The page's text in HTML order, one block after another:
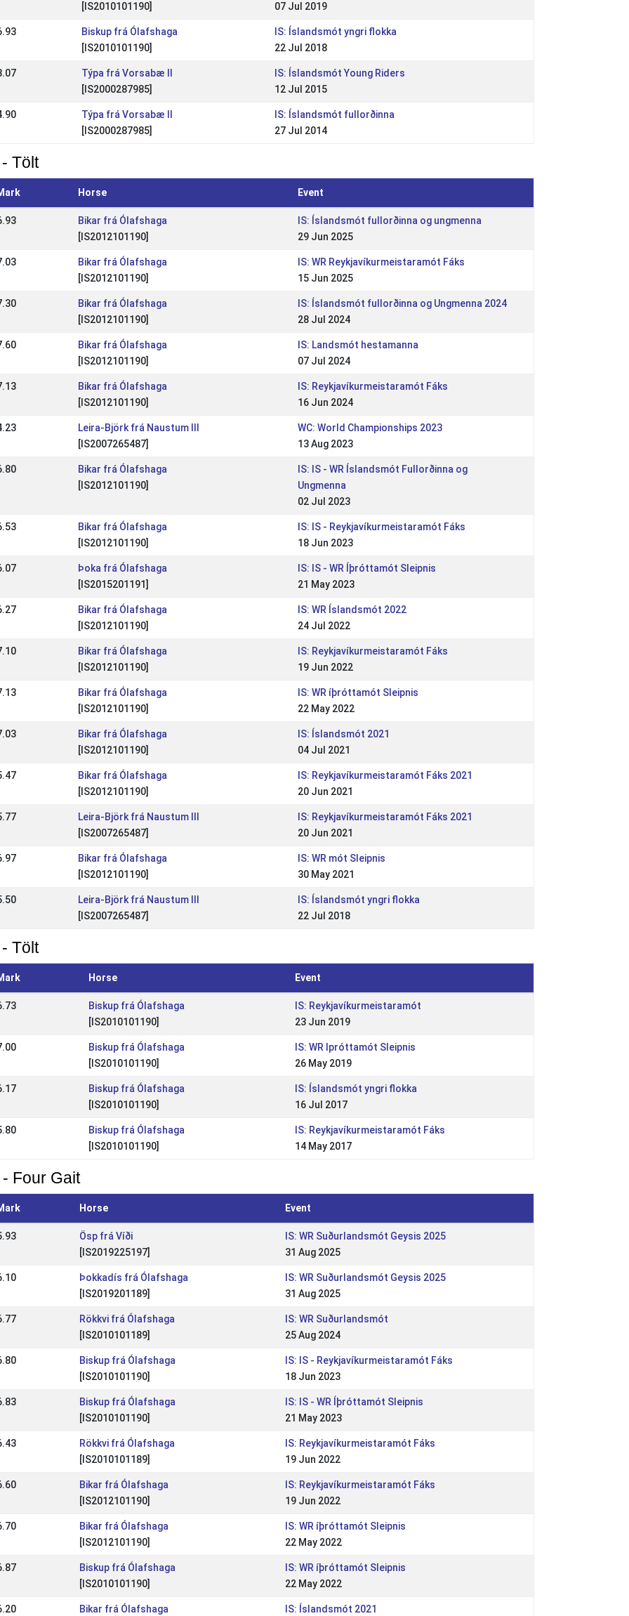
[IS2010101190]
07 Jul 2019
Biskup frá Ólafshaga
[IS2010101190]
IS: Íslandsmót yngri flokka
22 Jul 2018
Týpa frá Vorsabæ II
[IS2000287985]
IS: Íslandsmót Young Riders
12 Jul 2015
Týpa frá Vorsabæ II
[IS2000287985]
IS: Íslandsmót fullorðinna
27 Jul 2014
Tölt
Horse Event
Bikar frá Ólafshaga
[IS2012101190]
IS: Íslandsmót fullorðinna og ungmenna
29 Jun 2025
Bikar frá Ólafshaga
[IS2012101190]
IS: WR Reykjavíkurmeistaramót Fáks
15 Jun 2025
Bikar frá Ólafshaga
[IS2012101190]
IS: Íslandsmót fullorðinna og Ungmenna 2024
28 Jul 2024
Bikar frá Ólafshaga
[IS2012101190]
IS: Landsmót hestamanna
07 Jul 2024
Bikar frá Ólafshaga
[IS2012101190]
IS: Reykjavíkurmeistaramót Fáks
16 Jun 2024
Leira-Björk frá Naustum III
[IS2007265487]
WC: World Championships 2023
13 Aug 2023
Bikar frá Ólafshaga
[IS2012101190]
IS: IS - WR Íslandsmót Fullorðinna og
Ungmenna
02 Jul 2023
Bikar frá Ólafshaga
[IS2012101190]
IS: IS - Reykjavíkurmeistaramót Fáks
18 Jun 2023
Þoka frá Ólafshaga
[IS2015201191]
IS: IS - WR Íþróttamót Sleipnis
21 May 2023
Bikar frá Ólafshaga
[IS2012101190]
IS: WR Íslandsmót 2022
24 Jul 2022
Bikar frá Ólafshaga
[IS2012101190]
IS: Reykjavíkurmeistaramót Fáks
19 Jun 2022
Bikar frá Ólafshaga
[IS2012101190]
IS: WR íþróttamót Sleipnis
22 May 2022
Bikar frá Ólafshaga
[IS2012101190]
IS: Íslandsmót 2021
04 Jul 2021
Bikar frá Ólafshaga
[IS2012101190]
IS: Reykjavíkurmeistaramót Fáks 2021
20 Jun 2021
Leira-Björk frá Naustum III
[IS2007265487]
IS: Reykjavíkurmeistaramót Fáks 2021
20 Jun 2021
Bikar frá Ólafshaga
[IS2012101190]
IS: WR mót Sleipnis
30 May 2021
Leira-Björk frá Naustum III
[IS2007265487]
IS: Íslandsmót yngri flokka
22 Jul 2018
Tölt
Horse Event
Biskup frá Ólafshaga
[IS2010101190]
IS: Reykjavíkurmeistaramót
23 Jun 2019
Biskup frá Ólafshaga
[IS2010101190]
IS: WR lpróttamót Sleipnis
26 May 2019
Biskup frá Ólafshaga
[IS2010101190]
IS: Íslandsmót yngri flokka
16 Jul 2017
Biskup frá Ólafshaga
[IS2010101190]
IS: Reykjavíkurmeistaramót Fáks
14 May 2017
Four Gait
Horse Event
Ösp frá Víði
[IS2019225197]
IS: WR Suðurlandsmót Geysis 2025
31 Aug 2025
Þokkadís frá Ólafshaga
[IS2019201189]
IS: WR Suðurlandsmót Geysis 2025
31 Aug 2025
Rökkvi frá Ólafshaga
[IS2010101189]
IS: WR Suðurlandsmót
25 Aug 2024
Biskup frá Ólafshaga
[IS2010101190]
IS: IS - Reykjavíkurmeistaramót Fáks
18 Jun 2023
Biskup frá Ólafshaga
[IS2010101190]
IS: IS - WR Íþróttamót Sleipnis
21 May 2023
Rökkvi frá Ólafshaga
[IS2010101189]
IS: Reykjavíkurmeistaramót Fáks
19 Jun 2022
Bikar frá Ólafshaga
[IS2012101190]
IS: Reykjavíkurmeistaramót Fáks
19 Jun 2022
Bikar frá Ólafshaga
[IS2012101190]
IS: WR íþróttamót Sleipnis
22 May 2022
Biskup frá Ólafshaga
[IS2010101190]
IS: WR íþróttamót Sleipnis
22 May 2022
Bikar frá Ólafshaga IS: Íslandsmót 2021